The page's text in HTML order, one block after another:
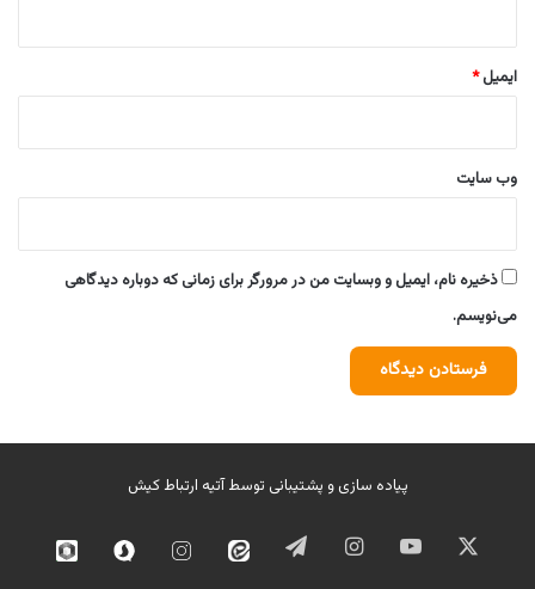
ایمیل*
وب‌ سایت
ذخیره نام، ایمیل و وبسایت من در مرورگر برای زمانی که دوباره دیدگاهی
می‌نویسم.
پیاده سازی و پشتیبانی توسطآتیه ارتباط کیش
ایکس یوتیوب اینستاگرامتلگرام ایتا اینستاگرامسروش